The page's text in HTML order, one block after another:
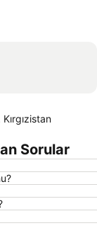
Sorular